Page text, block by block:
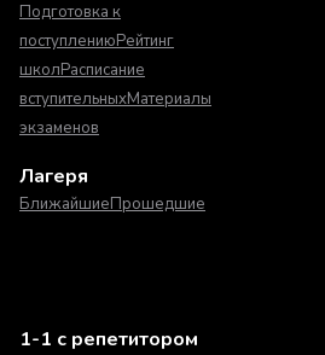
Подготовка к
поступлениюРейтинг
школРасписание
вступительныхМатериалы
экзаменов
Лагеря
БлижайшиеПрошедшие
1-1 с репетитором